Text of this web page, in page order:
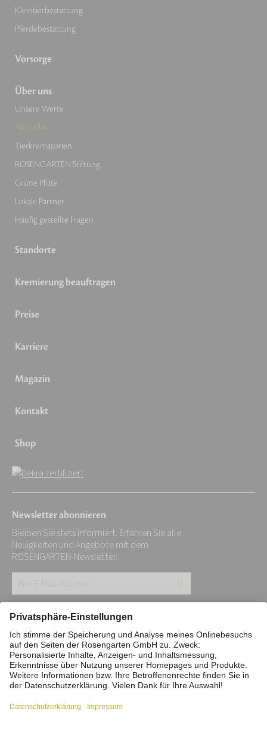
Kleintierbestattung
Pferdebestattung
Vorsorge
Über uns
Unsere Werte
Aktuelles
Tierkrematorien
ROSENGARTEN-Stiftung
Grüne Pfote
Lokale Partner
Häufig gestellte Fragen
Standorte
Kremierung beauftragen
Preise
Karriere
Magazin
Kontakt
Shop
Newsletter abonnieren
Bleiben Sie stets informiert. Erfahren Sie alle
Neuigkeiten und Angebote mit dem
ROSENGARTEN-Newsletter.
E-
Mail-
Adresse:
*
Impressum Datenschutz
Stiftung
Interne Meldestelle
Zahlungsmittel
Barrierefreiheitserklärung
Vertrag widerrufen